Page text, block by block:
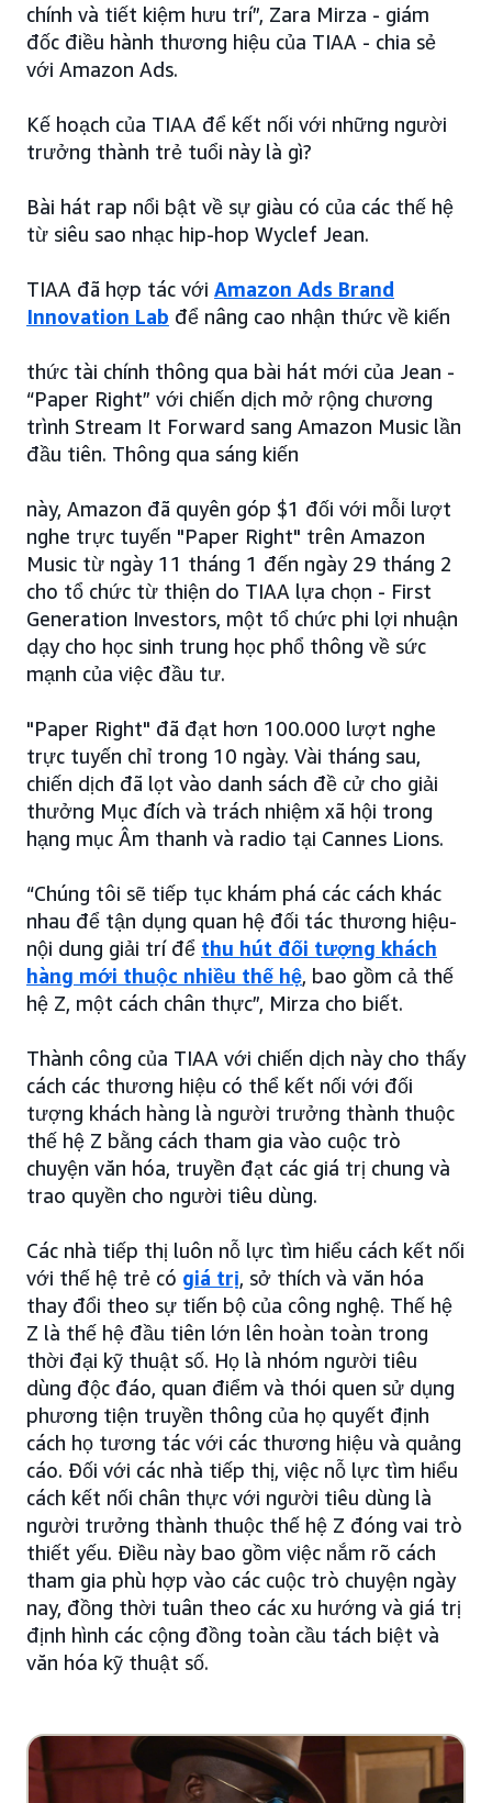
chính và tiết kiệm hưu trí”, Zara Mirza - giám
đốc điều hành thương hiệu của TIAA - chia sẻ
với Amazon Ads.
Kế hoạch của TIAA để kết nối với những người
trưởng thành trẻ tuổi này là gì?
Bài hát rap nổi bật về sự giàu có của các thế hệ
từ siêu sao nhạc hip-hop Wyclef Jean.
TIAA đã hợp tác với Amazon Ads Brand
Innovation Lab để nâng cao nhận thức về kiến
thức tài chính thông qua bài hát mới của Jean -
“Paper Right” với chiến dịch mở rộng chương
trình Stream It Forward sang Amazon Music lần
đầu tiên. Thông qua sáng kiến
này, Amazon đã quyên góp $1 đối với mỗi lượt
nghe trực tuyến "Paper Right" trên Amazon
Music từ ngày 11 tháng 1 đến ngày 29 tháng 2
cho tổ chức từ thiện do TIAA lựa chọn - First
Generation Investors, một tổ chức phi lợi nhuận
dạy cho học sinh trung học phổ thông về sức
mạnh của việc đầu tư.
"Paper Right" đã đạt hơn 100.000 lượt nghe
trực tuyến chỉ trong 10 ngày. Vài tháng sau,
chiến dịch đã lọt vào danh sách đề cử cho giải
thưởng Mục đích và trách nhiệm xã hội trong
hạng mục Âm thanh và radio tại Cannes Lions.
“Chúng tôi sẽ tiếp tục khám phá các cách khác
nhau để tận dụng quan hệ đối tác thương hiệu-
nội dung giải trí để thu hút đối tượng khách
hàng mới thuộc nhiều thế hệ, bao gồm cả thế
hệ Z, một cách chân thực”, Mirza cho biết.
Thành công của TIAA với chiến dịch này cho thấy
cách các thương hiệu có thể kết nối với đối
tượng khách hàng là người trưởng thành thuộc
thế hệ Z bằng cách tham gia vào cuộc trò
chuyện văn hóa, truyền đạt các giá trị chung và
trao quyền cho người tiêu dùng.
Các nhà tiếp thị luôn nỗ lực tìm hiểu cách kết nối
với thế hệ trẻ có giá trị, sở thích và văn hóa
thay đổi theo sự tiến bộ của công nghệ. Thế hệ
Z là thế hệ đầu tiên lớn lên hoàn toàn trong
thời đại kỹ thuật số. Họ là nhóm người tiêu
dùng độc đáo, quan điểm và thói quen sử dụng
phương tiện truyền thông của họ quyết định
cách họ tương tác với các thương hiệu và quảng
cáo. Đối với các nhà tiếp thị, việc nỗ lực tìm hiểu
cách kết nối chân thực với người tiêu dùng là
người trưởng thành thuộc thế hệ Z đóng vai trò
thiết yếu. Điều này bao gồm việc nắm rõ cách
tham gia phù hợp vào các cuộc trò chuyện ngày
nay, đồng thời tuân theo các xu hướng và giá trị
định hình các cộng đồng toàn cầu tách biệt và
văn hóa kỹ thuật số.